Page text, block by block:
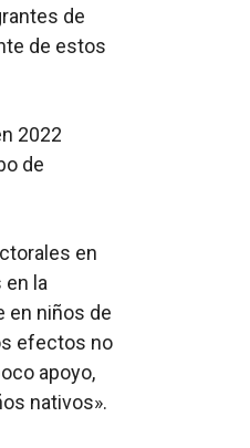
de
de estos
2022
de
en
en la
en niños de
efectos no
apoyo,
nativos».